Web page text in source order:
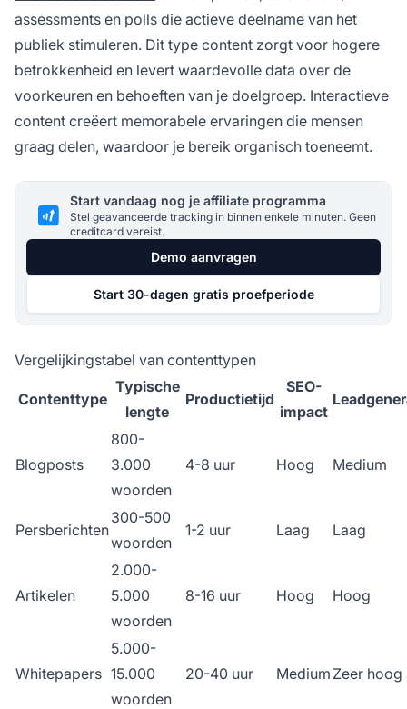
assessments en polls die actieve deelname van het
publiek stimuleren. Dit type content zorgt voor hogere
betrokkenheid en levert waardevolle data over de
voorkeuren en behoeften van je doelgroep. Interactieve
content creëert memorabele ervaringen die mensen
graag delen, waardoor je bereik organisch toeneemt.
Start vandaag nog je affiliate programma
Stel geavanceerde tracking in binnen enkele minuten. Geen
creditcard vereist.
Demo aanvragen
Start 30-dagen gratis proefperiode
Vergelijkingstabel van contenttypen
Contenttype
Typische
lengte
Productietijd
SEO-
impact
Blogposts
800-
3.000
woorden
4-8 uur Hoog Medium
Persberichten
300-500
woorden
1-2 uur Laag Laag
Artikelen
2.000-
5.000
woorden
8-16 uur Hoog Hoog
Whitepapers
5.000-
15.000
woorden
20-40 uur Medium Zeer hoog